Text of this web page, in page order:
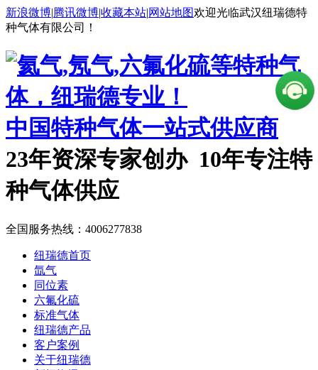
新浪微博|腾讯微博|收藏本站|网站地图欢迎光临武汉纽瑞德特
种气体有限公司！
中国特种气体一站式供应商
23年资深专家创办 10年专注特
种气体供应
全国服务热线： 4006277838
纽瑞德首页
氙气
同位素
六氟化硫
标准气体
纽瑞德产品
客户案例
关于纽瑞德